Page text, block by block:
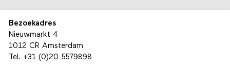
Bezoekadres
Nieuwmarkt 4
1012 CR Amsterdam
Tel. +31 (0)20 5579898